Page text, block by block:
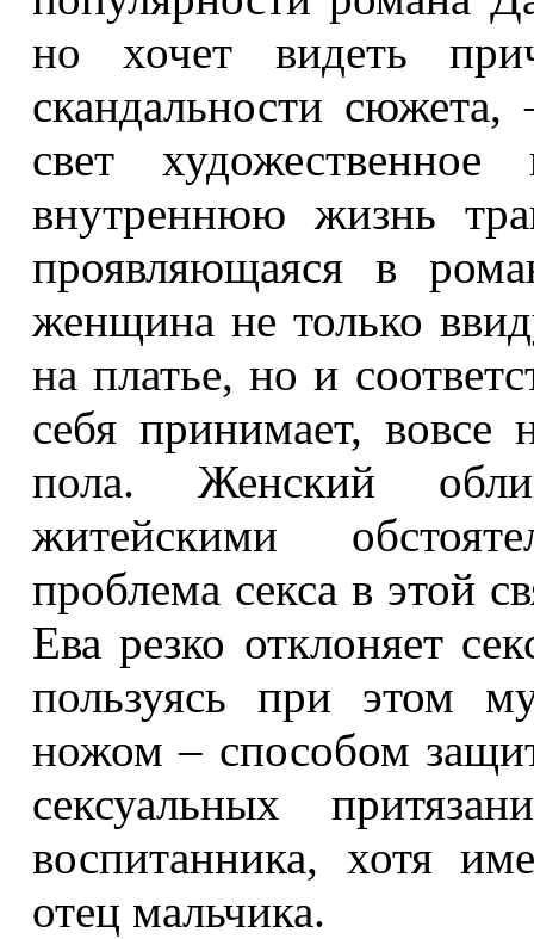
но хочет видеть
скандальности
свет художественное
внутреннюю жизнь
проявляющаяся в
женщина не только
на платье, но и
себя принимает,
пола. Женский
житейскими
проблема секса в этой
Ева резко отклоняет
пользуясь при этом
ножом – способом
сексуальных
воспитанника, хотя
отец мальчика.